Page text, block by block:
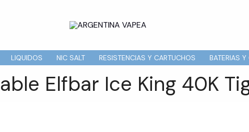
LIQUIDOS NIC SALT RESISTENCIAS Y CARTUCHOS BATERIAS
Elfbar Ice King 40K